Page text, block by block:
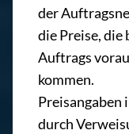
der
die Preise, die
Auftrags
kommen.
Preisangaben
durch